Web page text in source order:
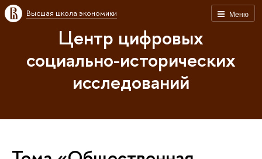
Меню
Высшая школа экономики
Центр цифровых
социально-исторических
исследований